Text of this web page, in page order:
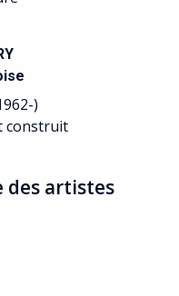
)
construit
des artistes